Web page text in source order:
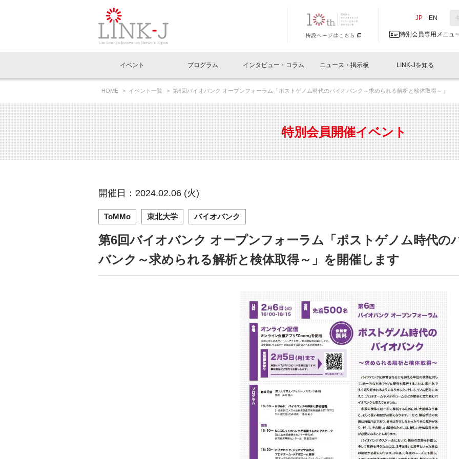
JP EN
特別会員専用メニュ
イベントお知らせメール登録
閉じる
イベント
イベント一覧
LINK-J主催・共催 特別会員開催
LINK-J協賛・協力 出展・参加
イベントレポート一覧
LINK-J主催・共催
LINK-J協賛・協力
プログラム
Out of Box相談室 What's "UNIKORN"？
インタビュー・コラム
インタビュー・コラム一覧
スペシャルインタビュー ベンチャーインタビュー 会報
連載コラム サポーターコラム 日本
ニュース・掲示板
ニュース一覧
トピック プレスリリース
メディア情報 海外関連
協賛・協力
人と情報の交流掲示板一覧
会員プレスリリース
募集
LINK-Jを知る
理事長挨拶 Why in Nihonbashi
国内外連携 サポーター紹介 事業
組織概要 パンフレット GTB
特別会員一覧 特別会員について 入会
専用メニューはこちら
ラウンジ・会議室 オフィス・ラボ 施設
アクセス
HOME イベント一覧
第6回バイオバンク オープンフォーラム「ポストゲノム時代のバイオバンク～求められる解析と検体取得～」
特別会員開催イベント
開催日：2024.02.06 (火)
ToMMo 東北大学 バイオバンク
第6回バイオバンク オープンフォーラム「ポストゲノム時代の
バンク～求められる解析と検体取得～」を開催します